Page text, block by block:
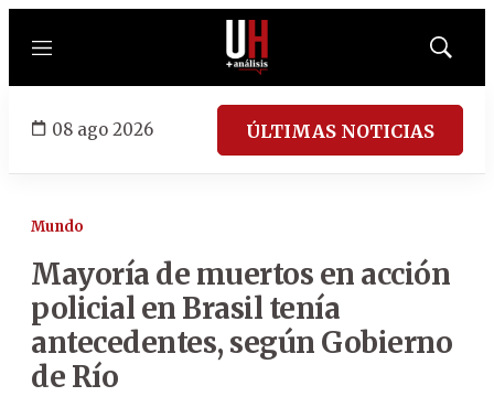
Menú
Mostrar
08 ago 2026 ÚLTIMAS NOTICIAS
Mundo
Mayoría de muertos en acción
policial en Brasil tenía
antecedentes, según Gobierno
de Río